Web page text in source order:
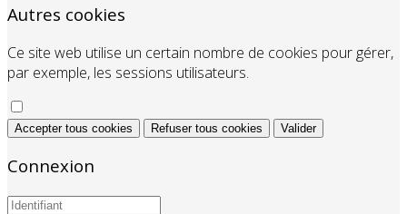
Autres cookies
Ce site web utilise un certain nombre de cookies pour gérer,
par exemple, les sessions utilisateurs.
Accepter tous cookies Refuser tous cookies Valider
Connexion